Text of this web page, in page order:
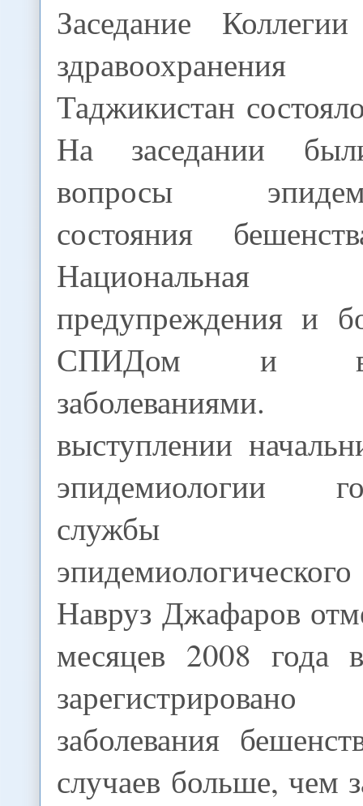
Заседание
Таджикистан
На заседании
вопросы
состояния
Национальная
предупреждения и
СПИДом и
выступлении
эпидемиологии
службы
Навруз Джафаров
месяцев 2008 года
заболевания
случаев больше, чем